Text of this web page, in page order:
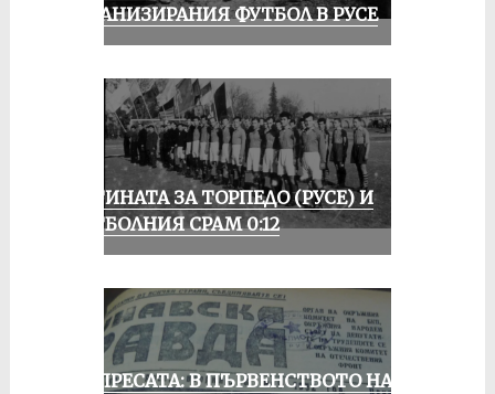
ОРГАНИЗИРАНИЯ ФУТБОЛ В РУСЕ
ИСТИНАТА ЗА ТОРПЕДО (РУСЕ) И
ФУТБОЛНИЯ СРАМ 0:12
ОТ ПРЕСАТА: В ПЪРВЕНСТВОТО НА